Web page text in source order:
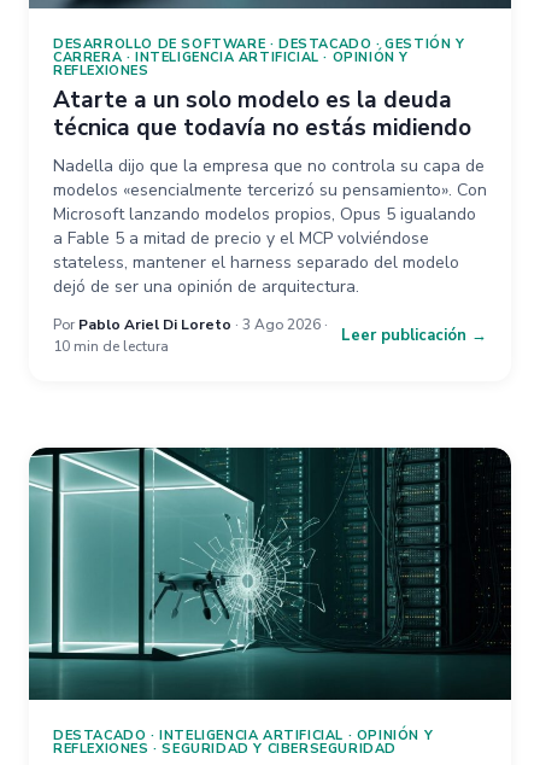
DESARROLLO DE SOFTWARE ·DESTACADO ·GESTIÓN Y
CARRERA ·INTELIGENCIA ARTIFICIAL · OPINIÓN Y
REFLEXIONES
Atarte a un solo modelo es la deuda
técnica que todavía no estás midiendo
Nadella dijo que la empresa que no controla su capa de
modelos «esencialmente tercerizó su pensamiento». Con
Microsoft lanzando modelos propios, Opus 5 igualando
a Fable 5 a mitad de precio y el MCP volviéndose
stateless, mantener el harness separado del modelo
dejó de ser una opinión de arquitectura.
Por Pablo Ariel Di Loreto · 3 Ago 2026 ·
10 min de lectura
Leer publicación →
DESTACADO ·INTELIGENCIA ARTIFICIAL · OPINIÓN Y
REFLEXIONES ·SEGURIDAD Y CIBERSEGURIDAD